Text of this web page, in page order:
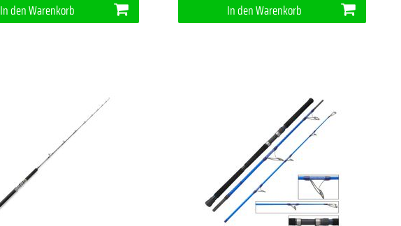
In den Warenkorb In den Warenkorb